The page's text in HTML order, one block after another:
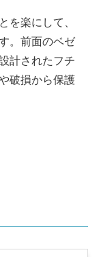
を楽にして、
。前面のベゼ
計されたフチ
破損から保護